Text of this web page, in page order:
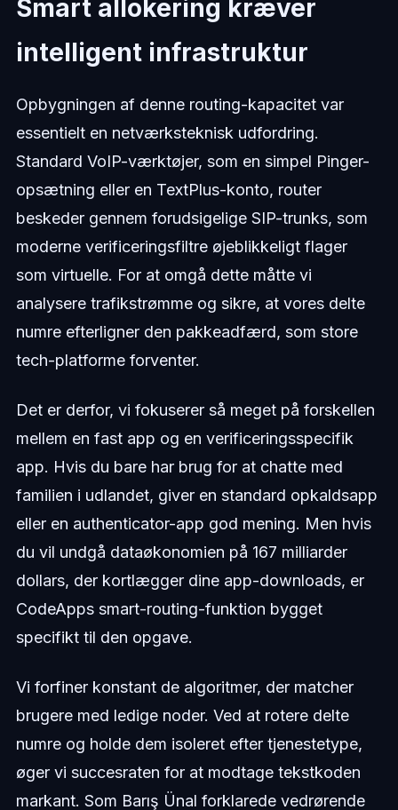
Smart allokering kræver
intelligent infrastruktur
Opbygningen af denne routing-kapacitet var
essentielt en netværksteknisk udfordring.
Standard VoIP-værktøjer, som en simpel Pinger-
opsætning eller en TextPlus-konto, router
beskeder gennem forudsigelige SIP-trunks, som
moderne verificeringsfiltre øjeblikkeligt flager
som virtuelle. For at omgå dette måtte vi
analysere trafikstrømme og sikre, at vores delte
numre efterligner den pakkeadfærd, som store
tech-platforme forventer.
Det er derfor, vi fokuserer så meget på forskellen
mellem en fast app og en verificeringsspecifik
app. Hvis du bare har brug for at chatte med
familien i udlandet, giver en standard opkaldsapp
eller en authenticator-app god mening. Men hvis
du vil undgå dataøkonomien på 167 milliarder
dollars, der kortlægger dine app-downloads, er
CodeApps smart-routing-funktion bygget
specifikt til den opgave.
Vi forfiner konstant de algoritmer, der matcher
brugere med ledige noder. Ved at rotere delte
numre og holde dem isoleret efter tjenestetype,
øger vi succesraten for at modtage tekstkoden
markant. Som Barış Ünal forklarede vedrørende